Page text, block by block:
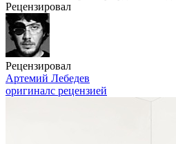
Рецензировал
Рецензировал
Артемий Лебедев
оригиналс рецензией